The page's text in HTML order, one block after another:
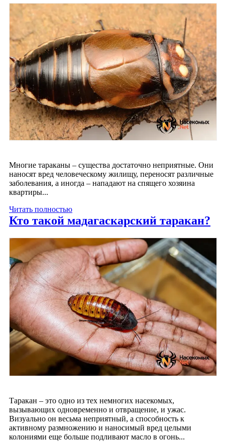
Многие тараканы – существа достаточно неприятные. Они
наносят вред человеческому жилищу, переносят различные
заболевания, а иногда – нападают на спящего хозяина
квартиры...
Читать полностью
Кто такой мадагаскарский таракан?
Таракан – это одно из тех немногих насекомых,
вызывающих одновременно и отвращение, и ужас.
Визуально он весьма неприятный, а способность к
активному размножению и наносимый вред целыми
колониями еще больше подливают масло в огонь...